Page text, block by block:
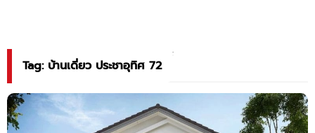
Tag: บ้านเดี่ยว ประชาอุทิศ 72